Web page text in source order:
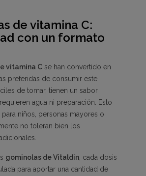
de vitamina C:
con un formato
vitamina C se han convertido en
preferidas de consumir este
de tomar, tienen un sabor
agua ni preparación. Esto
para niños, personas mayores o
no toleran bien los
gominolas de Vitaldin , cada dosis
para aportar una cantidad de